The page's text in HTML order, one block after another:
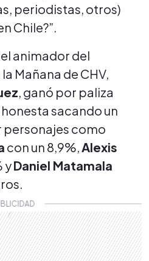
periodistas, otros)
Chile?”.
animador del
Mañana de CHV,
, ganó por paliza
sacando un
personajes como
con un 8,9%, Alexis
yDaniel Matamala